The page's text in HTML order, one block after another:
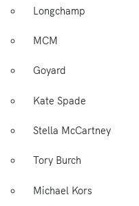
Longchamp
MCM
Goyard
Kate Spade
Stella McCartney
Tory Burch
Michael Kors